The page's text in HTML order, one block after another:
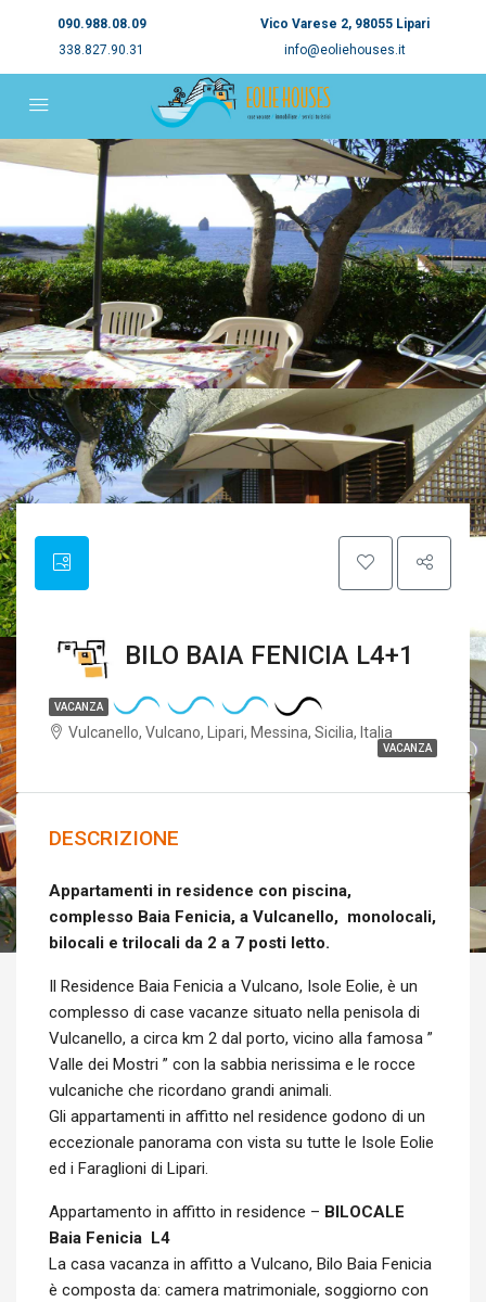
090.988.08.09
338.827.90.31
Vico Varese 2, 98055 Lipari
info@eoliehouses.it
VACANZA
BILO BAIA FENICIA L4+1
VACANZA
Vulcanello, Vulcano, Lipari, Messina, Sicilia, Italia
DESCRIZIONE
Appartamenti in residence con piscina,
complesso Baia Fenicia, a Vulcanello, monolocali,
bilocali e trilocali da 2 a 7 posti letto.
Il Residence Baia Fenicia a Vulcano, Isole Eolie, è un
complesso di case vacanze situato nella penisola di
Vulcanello, a circa km 2 dal porto, vicino alla famosa ”
Valle dei Mostri ” con la sabbia nerissima e le rocce
vulcaniche che ricordano grandi animali.
Gli appartamenti in affitto nel residence godono di un
eccezionale panorama con vista su tutte le Isole Eolie
ed i Faraglioni di Lipari.
Appartamento in affitto in residence – BILOCALE
Baia Fenicia L4
La casa vacanza in affitto a Vulcano, Bilo Baia Fenicia
è composta da: camera matrimoniale, soggiorno con